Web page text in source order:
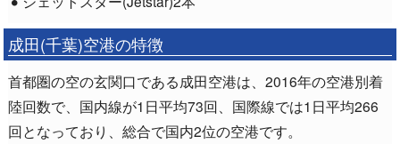
成田(千葉)空港の特徴
首都圏の空の玄関口である成田空港は、2016年の空港別着
陸回数で、国内線が1日平均73回、国際線では1日平均266
回となっており、総合で国内2位の空港です。